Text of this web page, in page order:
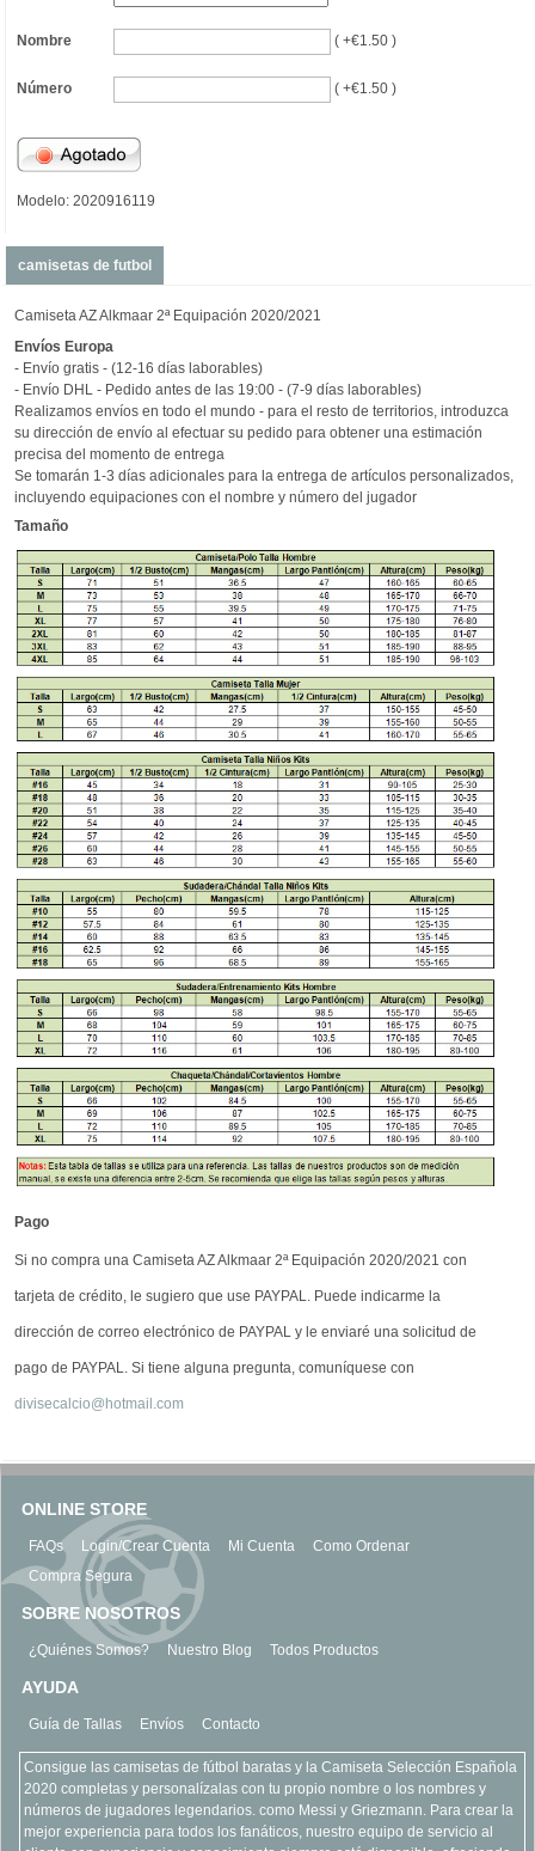
Nombre ( +€1.50 )
Número ( +€1.50 )
Modelo: 2020916119
camisetas de futbol
Camiseta AZ Alkmaar 2ª Equipación 2020/2021
Envíos Europa
- Envío gratis - (12-16 días laborables)
- Envío DHL - Pedido antes de las 19:00 - (7-9 días laborables)
Realizamos envíos en todo el mundo - para el resto de territorios, introduzca
su dirección de envío al efectuar su pedido para obtener una estimación
precisa del momento de entrega
Se tomarán 1-3 días adicionales para la entrega de artículos personalizados,
incluyendo equipaciones con el nombre y número del jugador
Tamaño
Pago
Si no compra una Camiseta AZ Alkmaar 2ª Equipación 2020/2021 con
tarjeta de crédito, le sugiero que use PAYPAL. Puede indicarme la
dirección de correo electrónico de PAYPAL y le enviaré una solicitud de
pago de PAYPAL. Si tiene alguna pregunta, comuníquese con
divisecalcio@hotmail.com
ONLINE STORE
FAQs Login/Crear Cuenta Mi Cuenta
Como Ordenar
Compra Segura
SOBRE NOSOTROS
¿Quiénes Somos? Nuestro Blog Todos Productos
AYUDA
Guía de Tallas Envíos Contacto
Consigue las camisetas de fútbol baratas y la Camiseta Selección Española
2020 completas y personalízalas con tu propio nombre o los nombres y
números de jugadores legendarios. como Messi y Griezmann. Para crear la
mejor experiencia para todos los fanáticos, nuestro equipo de servicio al